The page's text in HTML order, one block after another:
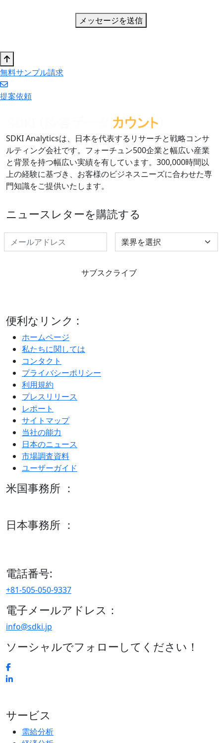
メッセージを送信
無料サンプル請求
提案依頼
SDKI Analyticsは、日本を代表するリサーチと戦略コンサ
ルティング会社です。フォーチュン500企業と幅広い産業
と背景を持つ幅広い実績を有しています。300,000時間以
上の経験に基づき、お客様のビジネスニーズに合わせた専
門知識をご提供いたします。
ニュースレターを購読する
Select Industry
サブスクライブ
便利なリンク :
ホームページ
私たちに関しては
コンタクト
プライバシーポリシー
利用規約
プレスリリース
レポート
サイトマップ
当社の能力
日本のニュース
市場調査資料
ユーザーガイド
米国事務所 ：
日本事務所 ：
電話番号:
+81-505-050-9337
電子メールアドレス：
info@sdki.jp
ソーシャルでフォローしてください！
サービス
需給分析